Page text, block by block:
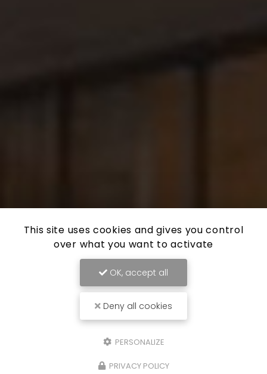
This site uses cookies and gives you control
over what you want to activate
OK, accept all
Deny all cookies
PERSONALIZE
PRIVACY POLICY